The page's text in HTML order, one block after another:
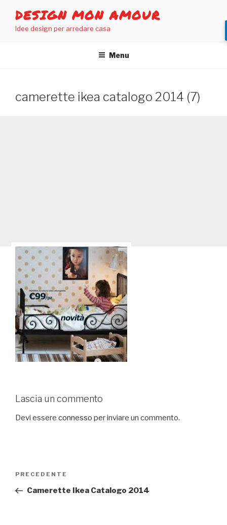
contenuto
DESIGN MON AMOUR
Idee design per arredare casa
Menu
camerette ikea catalogo 2014 (7)
Lascia un commento
Devi essere connesso per inviare un commento.
Navigazione
Articolo
precedente:
PRECEDENTE
Camerette Ikea Catalogo 2014